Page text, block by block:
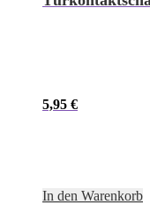
5,95 €
In den Warenkorb